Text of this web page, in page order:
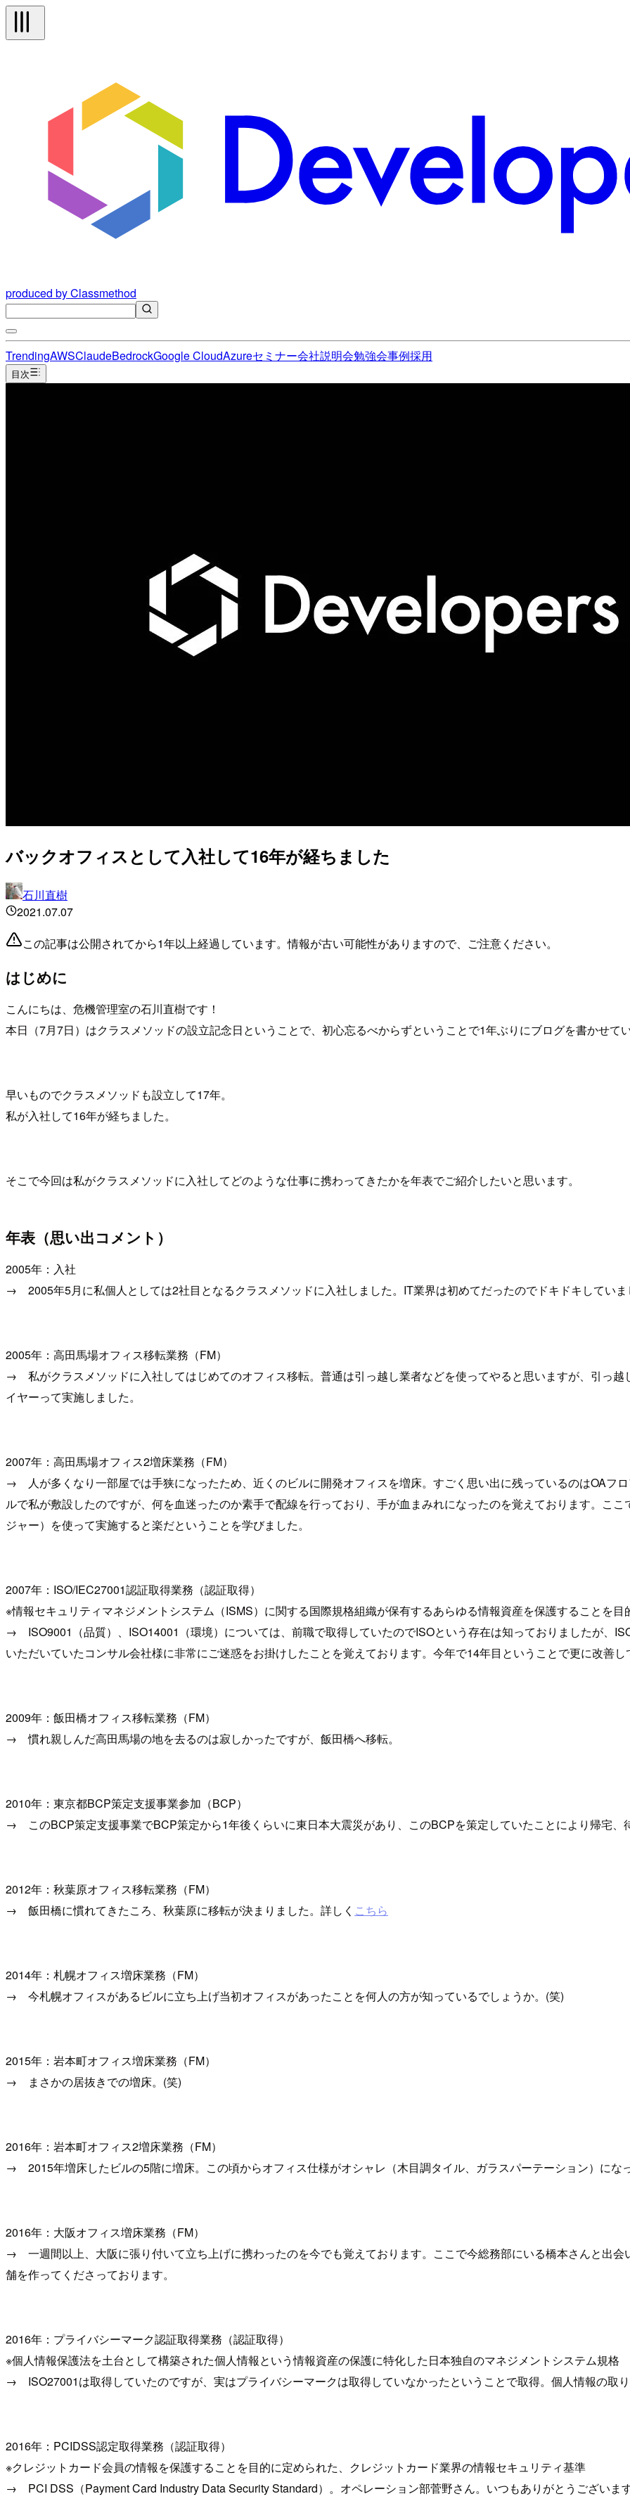
produced by Classmethod
TrendingAWSClaudeBedrockGoogle CloudAzureセミナー会社説明会勉強会事例採用
目次
バックオフィスとして入社して16年が経ちました
石川直樹
2021.07.07
この記事は公開されてから1年以上経過しています。情報が古い可能性がありますので、ご注意ください。
はじめに
こんにちは、危機管理室の石川直樹です！
本日（7月7日）はクラスメソッドの設立記念日ということで、初心忘るべからずということで1年ぶりにブログを書かせてい
早いものでクラスメソッドも設立して17年。
私が入社して16年が経ちました。
そこで今回は私がクラスメソッドに入社してどのような仕事に携わってきたかを年表でご紹介したいと思います。
年表（思い出コメント）
2005年：入社
→ 2005年5月に私個人としては2社目となるクラスメソッドに入社しました。IT業界は初めてだったのでドキドキしていま
2005年：高田馬場オフィス移転業務（FM）
→ 私がクラスメソッドに入社してはじめてのオフィス移転。普通は引っ越し業者などを使ってやると思いますが、引っ
イヤーって実施しました。
2007年：高田馬場オフィス2増床業務（FM）
→ 人が多くなり一部屋では手狭になったため、近くのビルに開発オフィスを増床。すごく思い出に残っているのはOAフ
ルで私が敷設したのですが、何を血迷ったのか素手で配線を行っており、手が血まみれになったのを覚えております。こ
ジャー）を使って実施すると楽だということを学びました。
2007年：ISO/IEC27001認証取得業務（認証取得）
※情報セキュリティマネジメントシステム（ISMS）に関する国際規格組織が保有するあらゆる情報資産を保護することを
→ ISO9001（品質）、ISO14001（環境）については、前職で取得していたのでISOという存在は知っておりましたが、
いただいていたコンサル会社様に非常にご迷惑をお掛けしたことを覚えております。今年で14年目ということで更に改善し
2009年：飯田橋オフィス移転業務（FM）
→ 慣れ親しんだ高田馬場の地を去るのは寂しかったですが、飯田橋へ移転。
2010年：東京都BCP策定支援事業参加（BCP）
→ このBCP策定支援事業でBCP策定から1年後くらいに東日本大震災があり、このBCPを策定していたことにより帰宅、
2012年：秋葉原オフィス移転業務（FM）
→ 飯田橋に慣れてきたころ、秋葉原に移転が決まりました。詳しく こちら
2014年：札幌オフィス増床業務（FM）
→ 今札幌オフィスがあるビルに立ち上げ当初オフィスがあったことを何人の方が知っているでしょうか。(笑)
2015年：岩本町オフィス増床業務（FM）
→ まさかの居抜きでの増床。(笑)
2016年：岩本町オフィス2増床業務（FM）
→ 2015年増床したビルの5階に増床。この頃からオフィス仕様がオシャレ（木目調タイル、ガラスパーテーション）になっ
2016年：大阪オフィス増床業務（FM）
→ 一週間以上、大阪に張り付いて立ち上げに携わったのを今でも覚えております。ここで今総務部にいる橋本さんと出
舗を作ってくださっております。
2016年：プライバシーマーク認証取得業務（認証取得）
※個人情報保護法を土台として構築された個人情報という情報資産の保護に特化した日本独自のマネジメントシステム規格
→ ISO27001は取得していたのですが、実はプライバシーマークは取得していなかったということで取得。個人情報の取
2016年：PCIDSS認定取得業務（認証取得）
※クレジットカード会員の情報を保護することを目的に定められた、クレジットカード業界の情報セキュリティ基準
→ PCI DSS（Payment Card Industry Data Security Standard）。オペレーション部菅野さん。いつもありがとうございます